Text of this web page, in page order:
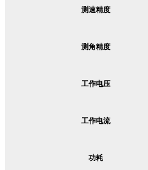
测速精度
测角精度
工作电压
工作电流
功耗